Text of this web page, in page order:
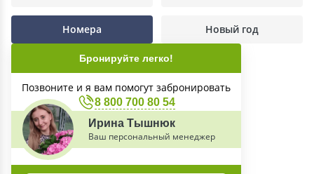
Номера Новый год
Бронируйте легко!
Позвоните и я вам помогут забронировать
8 800 700 80 54
Ирина Тышнюк
Ваш персональный менеджер